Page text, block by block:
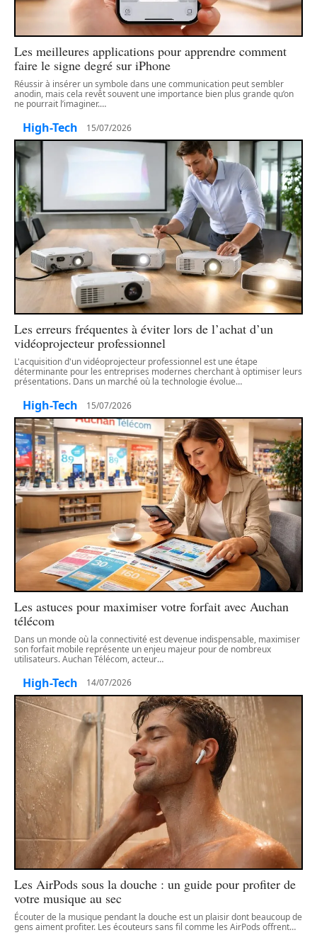
Les meilleures applications pour apprendre comment
faire le signe degré sur iPhone
Réussir à insérer un symbole dans une communication peut sembler
anodin, mais cela revêt souvent une importance bien plus grande qu’on
ne pourrait l’imaginer.…
High-Tech 15/07/2026
Les erreurs fréquentes à éviter lors de l’achat d’un
vidéoprojecteur professionnel
L'acquisition d'un vidéoprojecteur professionnel est une étape
déterminante pour les entreprises modernes cherchant à optimiser leurs
présentations. Dans un marché où la technologie évolue…
High-Tech 15/07/2026
Les astuces pour maximiser votre forfait avec Auchan
télécom
Dans un monde où la connectivité est devenue indispensable, maximiser
son forfait mobile représente un enjeu majeur pour de nombreux
utilisateurs. Auchan Télécom, acteur…
High-Tech 14/07/2026
Les AirPods sous la douche : un guide pour profiter de
votre musique au sec
Écouter de la musique pendant la douche est un plaisir dont beaucoup de
gens aiment profiter. Les écouteurs sans fil comme les AirPods offrent…